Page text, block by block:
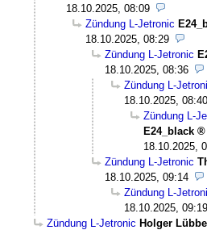
18.10.2025, 08:09
Zündung L-Jetronic
18.10.2025, 08:29
Zündung L-Jetronic
18.10.2025, 08:36
Zündung L-
18.10.2025, 08:40
Zündung L-
E24_black
18.10.2025,
Zündung L-Jetronic
18.10.2025, 09:14
Zündung L-
18.10.2025, 09:19
Zündung L-Jetronic Holger